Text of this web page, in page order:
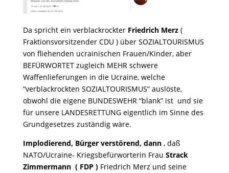
Da spricht ein verblackrockter Friedrich Merz(
Fraktionsvorsitzender CDU ) über SOZIALTOURISMUS
von fliehenden ucrainischen Frauen/Kinder, aber
BEFÜRWORTET zugleich MEHR schwere
Waffenlieferungen in die Ucraine, welche
“verblackrockten SOZIALTOURISMUS” auslöste,
obwohl die eigene BUNDESWEHR “blank” ist und sie
für unsere LANDESRETTUNG eigentlich im Sinne des
Grundgesetzes zuständig wäre.
Implodierend, Bürger verstörend, dann, daß
NATO/Ucraine- Kriegsbefürworterin Frau Strack
Zimmermann ( FDP )Friedrich Merz und seine